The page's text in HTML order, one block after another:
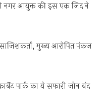
नगर आयुक्त की इस एक जिद ने
साजिशकर्ता, मुख्य आरोपित पंकज
पार्क का ये सफारी जोन बंद